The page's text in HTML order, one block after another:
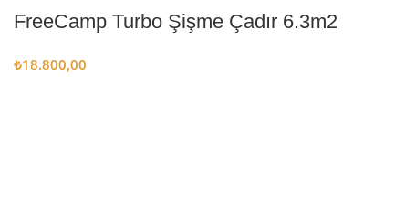
FreeCamp Turbo Şişme Çadır 6.3m2
₺18.800,00